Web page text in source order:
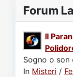
Forum
Il
Sogno o son
In Misteri /